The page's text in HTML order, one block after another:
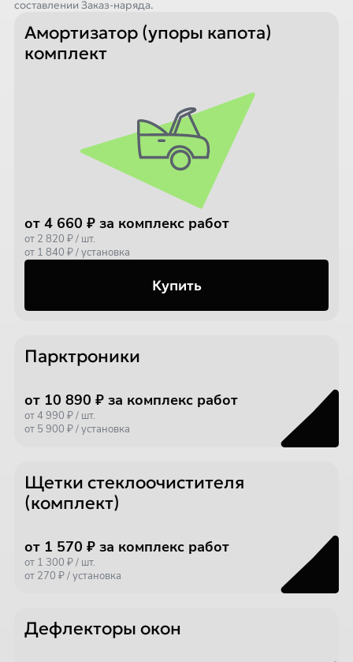
составлении Заказ-наряда.
Амортизатор (упоры капота)
комплект
от 4 660 ₽ за комплекс работ
от 2 820 ₽ / шт.
от 1 840 ₽ / установка
Купить
Парктроники
от 10 890 ₽ за комплекс работ
от 4 990 ₽ / шт.
от 5 900 ₽ / установка
Щетки стеклоочистителя
(комплект)
от 1 570 ₽ за комплекс работ
от 1 300 ₽ / шт.
от 270 ₽ / установка
Дефлекторы окон